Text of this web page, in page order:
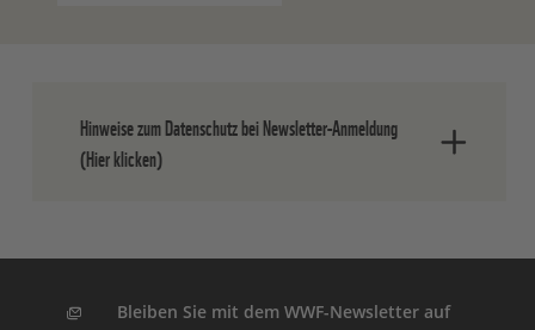
Hinweise zum Datenschutz bei Newsletter-Anmeldung
(Hier klicken)
wir Ihnen eine E-Mail, in der Sie die
Bleiben Sie mit dem WWF-Newsletter auf